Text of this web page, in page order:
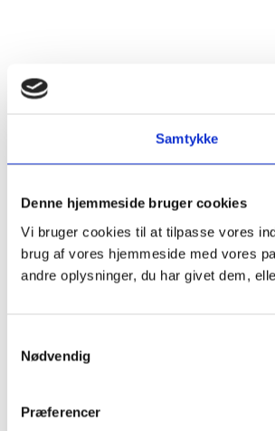
Samtykke
Denne hjemmeside bruger cookies
Vi bruger cookies til at tilpasse vores
brug af vores hjemmeside med vores
andre oplysninger, du har givet dem,
Nødvendig
Præferencer